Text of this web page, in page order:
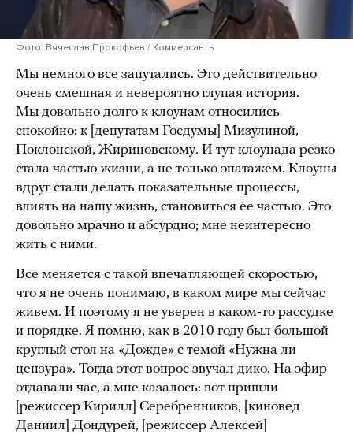
Фото: Вячеслав Прокофьев / Коммерсантъ
Мы немного все запутались. Это действительно
очень смешная и невероятно глупая история.
Мы довольно долго к клоунам относились
спокойно: к [депутатам Госдумы] Мизулиной,
Поклонской, Жириновскому. И тут клоунада резко
стала частью жизни, а не только эпатажем. Клоуны
вдруг стали делать показательные процессы,
влиять на нашу жизнь, становиться ее частью. Это
довольно мрачно и абсурдно; мне неинтересно
жить с ними.
Все меняется с такой впечатляющей скоростью,
что я не очень понимаю, в каком мире мы сейчас
живем. И поэтому я не уверен в каком-то рассудке
и порядке. Я помню, как в 2010 году был большой
круглый стол на «Дожде» с темой «Нужна ли
цензура». Тогда этот вопрос звучал дико. На эфир
отдавали час, а мне казалось: вот пришли
[режиссер Кирилл] Серебренников, [киновед
Даниил] Дондурей, [режиссер Алексей]